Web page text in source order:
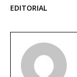
EDITORIAL